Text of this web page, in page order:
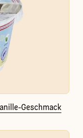
Geschmack